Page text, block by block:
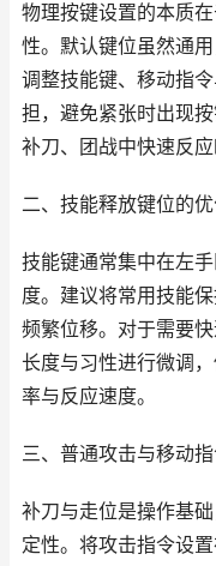
物理按键设置的本质
性。默认键位虽然通
调整技能键、移动指
担，避免紧张时出现
补刀、团战中快速反应
二、技能释放键位的
技能键通常集中在左
度。建议将常用技能
频繁位移。对于需要
长度与习性进行微调
率与反应速度。
三、普通攻击与移动
补刀与走位是操作基
定性。将攻击指令设